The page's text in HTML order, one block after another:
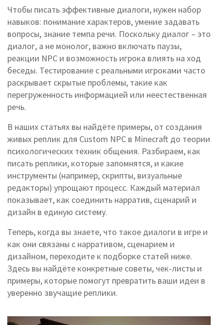
Чтобы писать эффективные диалоги, нужен набор
навыков: понимание характеров, умение задавать
вопросы, знание темпа речи. Поскольку диалог – это
диалог, а не монолог, важно включать паузы,
реакции NPC и возможность игрока влиять на ход
беседы. Тестирование с реальными игроками часто
раскрывает скрытые проблемы, такие как
перегруженность информацией или неестественная
речь.
В наших статьях вы найдёте примеры, от создания
живых реплик для Custom NPC в Minecraft до теории
психологических техник общения. Разбираем, как
писать реплики, которые запомнятся, и какие
инструменты (например, скрипты, визуальные
редакторы) упрощают процесс. Каждый материал
показывает, как соединить нарратив, сценарий и
дизайн в единую систему.
Теперь, когда вы знаете, что такое диалоги в игре и
как они связаны с нарративом, сценарием и
дизайном, переходите к подборке статей ниже.
Здесь вы найдёте конкретные советы, чек‑листы и
примеры, которые помогут превратить ваши идеи в
уверенно звучащие реплики.